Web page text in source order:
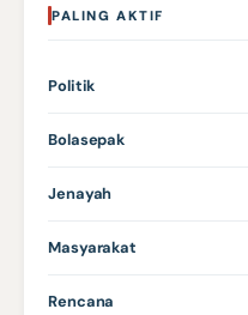
PALING AKTIF
Politik
Bolasepak
Jenayah
Masyarakat
Rencana